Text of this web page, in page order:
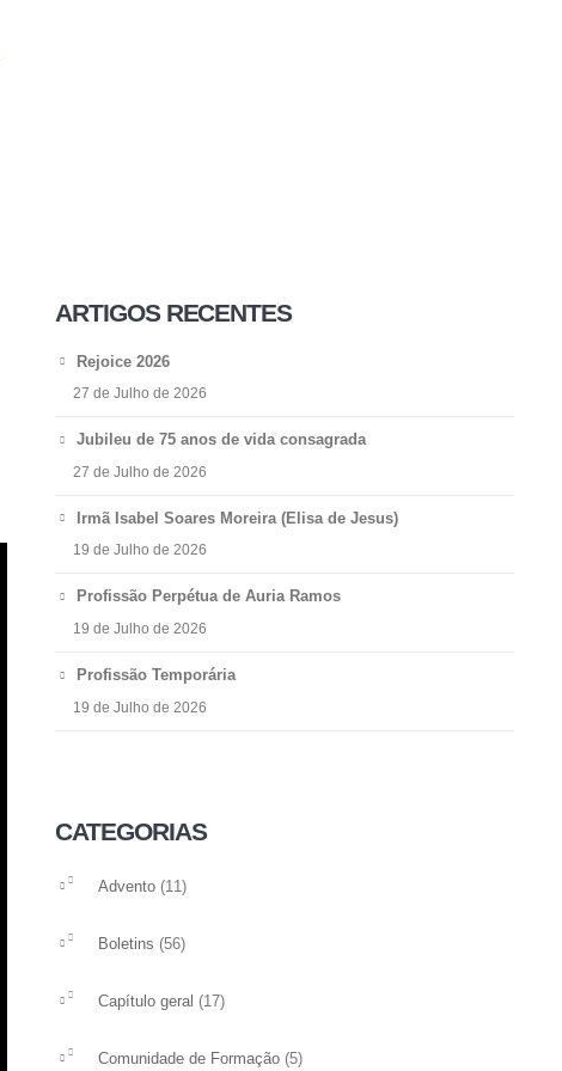
ARTIGOS RECENTES
Rejoice 2026
27 de Julho de 2026
Jubileu de 75 anos de vida consagrada
27 de Julho de 2026
Irmã Isabel Soares Moreira (Elisa de Jesus)
19 de Julho de 2026
Profissão Perpétua de Auria Ramos
19 de Julho de 2026
Profissão Temporária
19 de Julho de 2026
CATEGORIAS
Advento (11)
Boletins (56)
Capítulo geral (17)
Comunidade de Formação (5)